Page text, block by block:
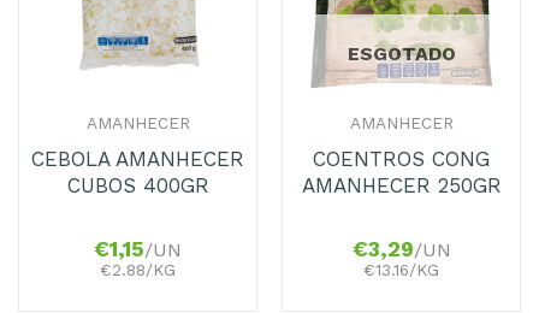
AMANHECER
CEBOLA AMANHECER
CUBOS 400GR
€1,15/UN
€2.88/KG
ESGOTADO
AMANHECER
COENTROS CONG
AMANHECER 250GR
€3,29/UN
€13.16/KG